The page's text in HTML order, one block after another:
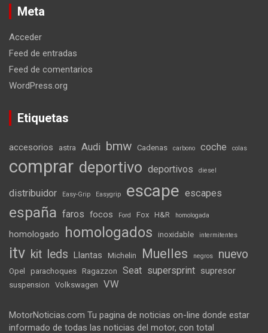
Meta
Acceder
Feed de entradas
Feed de comentarios
WordPress.org
Etiquetas
accesorios astra Audi bmw Cadenas carbono coche colas
comprar deportivo deportivos diesel
distribuidor Easy-Grip Easygrip escape escapes
españa faros focos Ford Fox H&R homologada
homologado homologados inoxidable intermitentes
itv kit leds Llantas Michelin Muelles negros nuevo
Opel parachoques Ragazzon Seat supersprint supresor
suspension Volkswagen VW
MotorNoticias.com Tu pagina de noticias on-line donde estar
informado de todas las noticias del motor, con total